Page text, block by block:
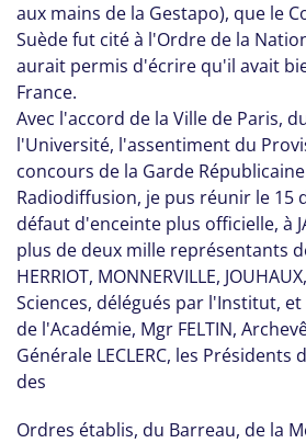
aux mains de la Gestapo), que le
Suède fut cité à l'Ordre de la
aurait permis d'écrire qu'il avait
France.
Avec l'accord de la Ville de Paris,
l'Université, l'assentiment du
concours de la Garde
Radiodiffusion, je pus réunir le 15
défaut d'enceinte plus officielle, à
plus de deux mille représentants
HERRIOT, MONNERVILLE,
Sciences, délégués par l'Institut,
de l'Académie, Mgr FELTIN,
Générale LECLERC, les
des
Ordres établis, du Barreau, de la